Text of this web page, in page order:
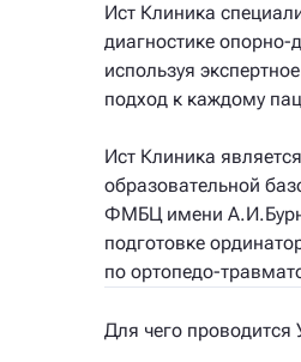
Ист Клиника
диагностике опорно-
используя
подход к каждому
Ист Клиника
образовательной
ФМБЦ имени
подготовке
по ортопедо-
Для чего проводится